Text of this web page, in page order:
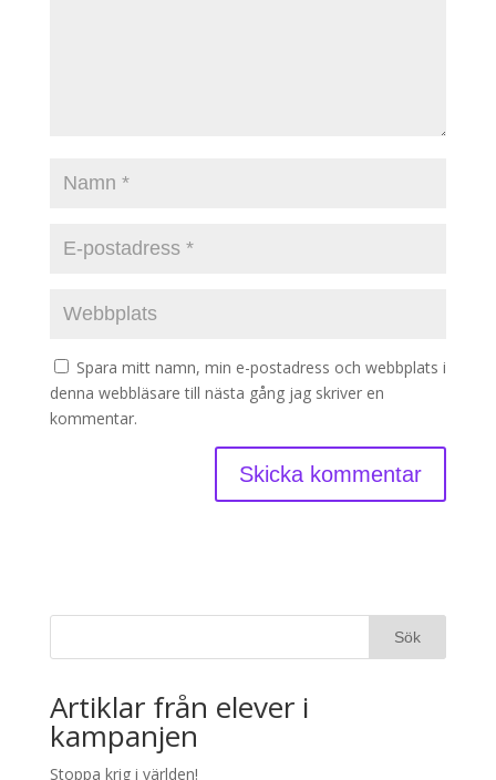
Spara mitt namn, min e-postadress och webbplats i
denna webbläsare till nästa gång jag skriver en
kommentar.
Artiklar från elever i
kampanjen
Stoppa krig i världen!